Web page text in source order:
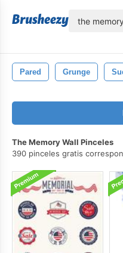
Pared Grunge
The Memory Wall Pinceles
390 pinceles gratis